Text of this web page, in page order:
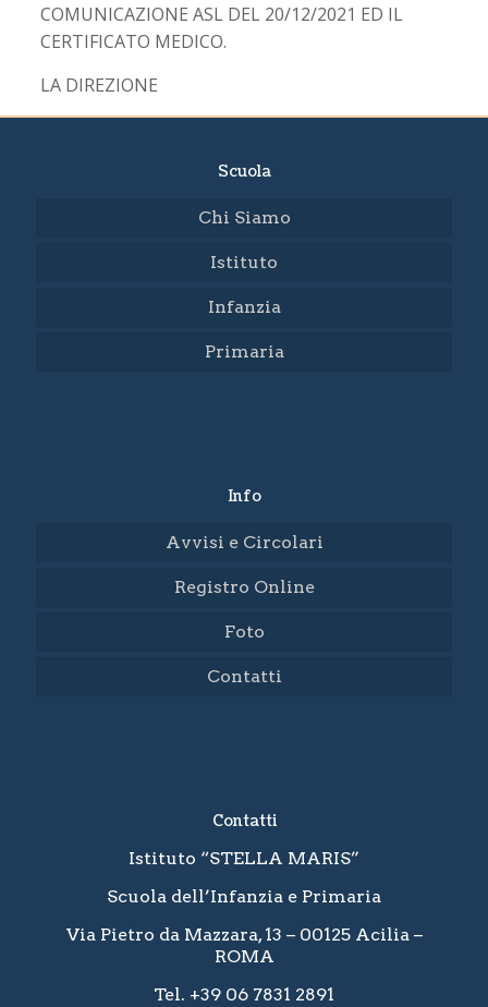
COMUNICAZIONE ASL DEL 20/12/2021 ED IL
CERTIFICATO MEDICO.
LA DIREZIONE
Scuola
Chi Siamo
Istituto
Infanzia
Primaria
Info
Avvisi e Circolari
Registro Online
Foto
Contatti
Contatti
Istituto “STELLA MARIS”
Scuola dell’Infanzia e Primaria
Via Pietro da Mazzara, 13 – 00125 Acilia –
ROMA
Tel. +39 06 7831 2891